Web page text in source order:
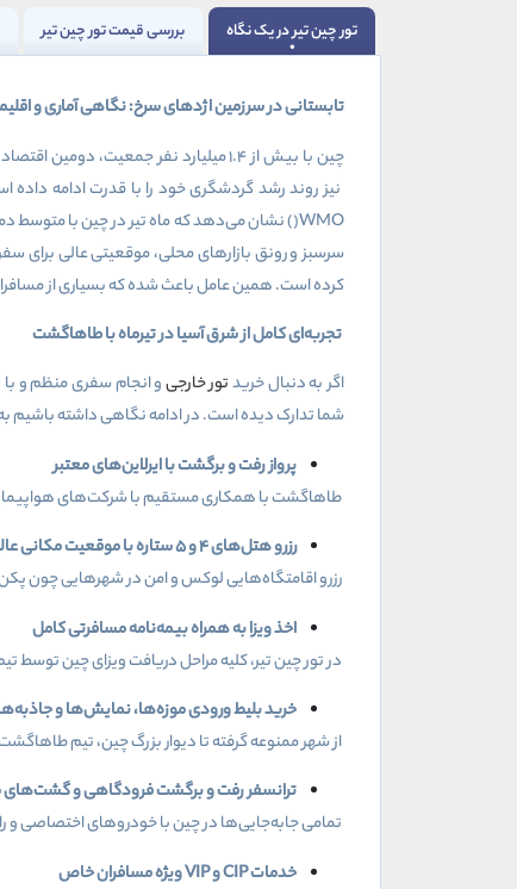
تور چین تیر در یک نگاه بررسی قیمت تور چین تیر
تابستانی در سرزمین اژدهای سرخ: نگاهی آماری و
چین با بیش از ۱.۴
میلیارد نفر جمعیت، دومین
نیز روند رشد گردشگری خود را با قدرت ادامه
(WMO ) نشان می‌دهد که ماه تیر در چین با متوسط
سرسبز و رونق بازارهای محلی، موقعیتی عالی برای
کرده است. همین عامل باعث شده که بسیاری از
تجربه‌ای کامل از شرق آسیا در تیرماه با طاهاگشت
اگر به دنبال خریدتور خارجیو انجام سفری منظم و
شما تدارک دیده است. در ادامه نگاهی داشته باشیم
پرواز رفت و برگشت با ایرلاین‌های معتبر
طاهاگشت با همکاری مستقیم با شرکت‌های هواپیمایی
رزرو هتل‌های۴و۵ستاره با موقعیت مکانی
رزرو اقامتگاه‌هایی لوکس و امن در شهرهایی چون
اخذ ویزا به همراه بیمه‌نامه مسافرتی کامل
در تور چین تیر، کلیه مراحل دریافت ویزای چین
خرید بلیط ورودی‌ موزه‌ها، نمایش‌ها و
از شهر ممنوعه گرفته تا دیوار بزرگ چین، تیم
ترانسفر رفت و برگشت فرودگاهی و گشت‌های
تمامی جابه‌جایی‌ها در چین با خودروهای اختصاصی
خدمات
VIPوCIP
ویژه مسافران خاص